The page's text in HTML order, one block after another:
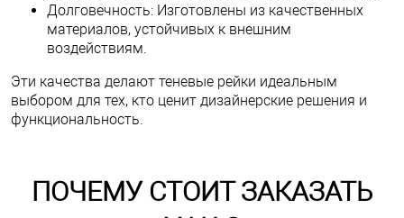
Долговечность: Изготовлены из качественных
материалов, устойчивых к внешним
воздействиям.
Эти качества делают теневые рейки идеальным
выбором для тех, кто ценит дизайнерские решения и
функциональность.
ПОЧЕМУ СТОИТ ЗАКАЗАТЬ